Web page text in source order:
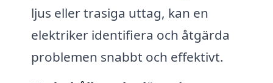
ljus eller trasiga uttag, kan en
elektriker identifiera och åtgärda
problemen snabbt och effektivt.